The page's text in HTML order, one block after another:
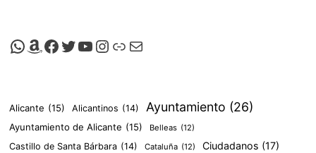
Canal de Whatsapp de Viscalacant
Comprar en Amazon
Facebook de Viscalacant
Twitter de Viscalacant
Canal de Youtube de Viscalacant
Instagram de Viscalacant
Viscalacant en Polkaverse
Correo electrónico
Alicante (15) Alicantinos (14) Ayuntamiento (26)
Ayuntamiento de Alicante (15) Belleas (12)
Castillo de Santa Bárbara (14) Cataluña (12) Ciudadanos (17)